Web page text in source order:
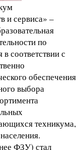
и сервиса» –
по
соответствии с
обеспечения
выбора
техникума,
ФЗУ) стал